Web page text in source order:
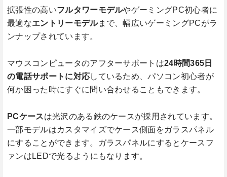
拡張性の高いフルタワーモデルやゲーミングPC初心者に
最適なエントリーモデルまで、幅広いゲーミングPCがラ
ンナップされています。
マウスコンピュータのアフターサポートは24時間365日
の電話サポートに対応しているため、パソコン初心者が
何か困った時にすぐに問い合わせることもできます。
PCケースは光沢のある鉄のケースが採用されています。
一部モデルはカスタマイズでケース側面をガラスパネル
にすることができます。ガラスパネルにするとケースフ
ァンはLEDで光るようにもなります。